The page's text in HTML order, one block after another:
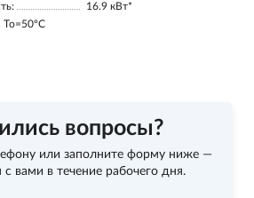
16.9 кВт*
To=50ºC
вопросы?
или заполните форму ниже —
вами в течение рабочего дня.